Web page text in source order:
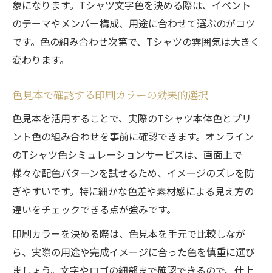
象になります。Tシャツ文字色を決める際は、イベント
のテーマやメンバー構成、用途に合わせて選ぶのがコツ
です。色の組み合わせ次第で、Tシャツの雰囲気は大きく
変わります。
色見本で確認する印刷カラーの効果的選択
色見本を活用することで、実際のTシャツ本体色とプリ
ント色の組み合わせを事前に確認できます。オンライン
のTシャツ色シミュレーションサービスは、画面上で
様々な配色パターンを試せるため、イメージのズレを防
ぎやすいです。特に細かな色差や素材感による見え方の
違いをチェックできる点が強みです。
印刷カラーを決める際は、色見本を手元で比較しなが
ら、実際の用途や完成イメージに合った色を慎重に選び
ましょう。文字やロゴの細部まで確認できるので、仕上